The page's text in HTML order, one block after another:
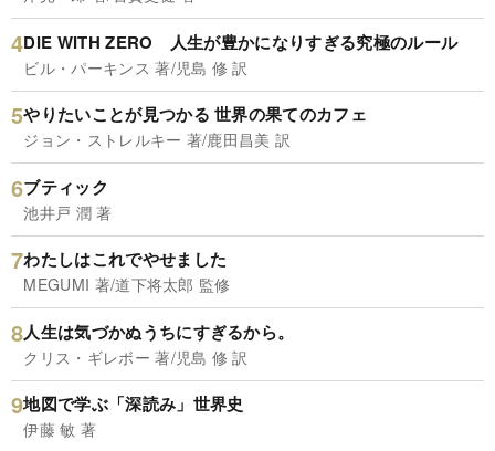
DIE WITH ZERO 人生が豊かになりすぎる究極のルール
ビル・パーキンス 著/児島 修 訳
やりたいことが見つかる 世界の果てのカフェ
ジョン・ストレルキー 著/鹿田昌美 訳
ブティック
池井戸 潤 著
わたしはこれでやせました
MEGUMI 著/道下将太郎 監修
人生は気づかぬうちにすぎるから。
クリス・ギレボー 著/児島 修 訳
地図で学ぶ「深読み」世界史
伊藤 敏 著